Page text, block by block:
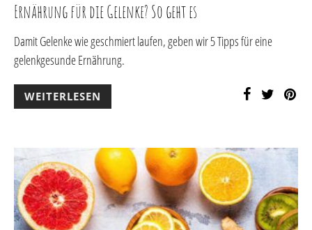
Ernährung für die Gelenke? So geht es
Damit Gelenke wie geschmiert laufen, geben wir 5 Tipps für eine
gelenkgesunde Ernährung.
WEITERLESEN